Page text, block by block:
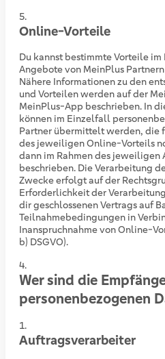
Online-Vorteile
Du kannst bestimmte Vorteile
Angebote von MeinPlus
Nähere Informationen zu den
und Vorteilen werden auf der
MeinPlus-App beschrieben. In
können im Einzelfall
Partner übermittelt werden, die
des jeweiligen Online-Vorteils
dann im Rahmen des jeweiligen
beschrieben. Die Verarbeitung
Zwecke erfolgt auf der
Erforderlichkeit der
dir geschlossenen Vertrags auf
Teilnahmebedingungen in
Inanspruchnahme von Online-
b) DSGVO).
Wer sind die
personenbezogenen
Auftragsverarbeiter